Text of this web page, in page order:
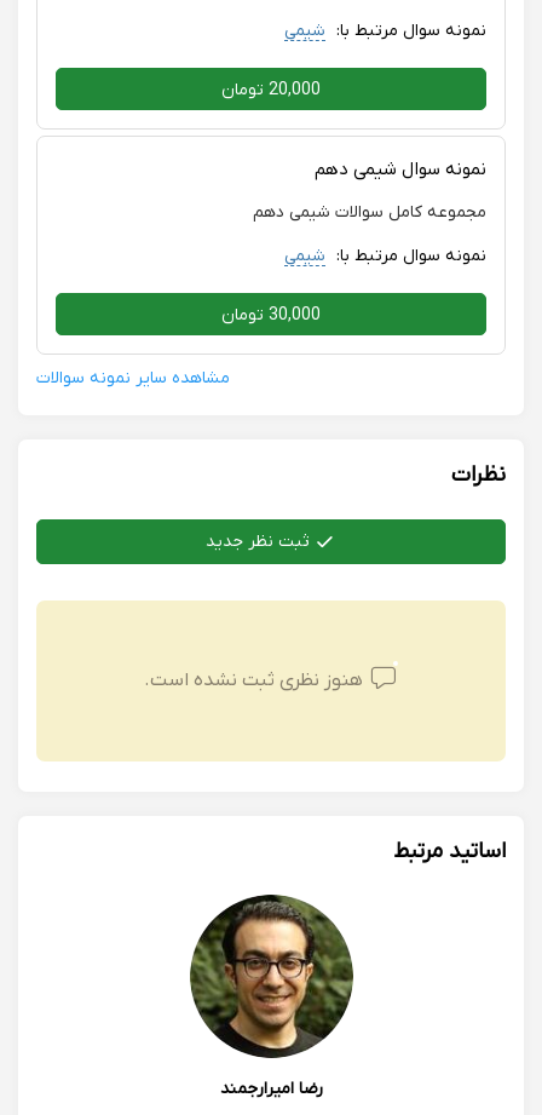
نمونه سوال مرتبط با: شیمی
20,000 تومان
نمونه سوال شیمی دهم
مجموعه کامل سوالات شیمی دهم
نمونه سوال مرتبط با: شیمی
30,000 تومان
مشاهده سایر نمونه سوالات
نظرات
ثبت نظر جدید
هنوز نظری ثبت نشده است.
اساتید مرتبط
رضا امیرارجمند